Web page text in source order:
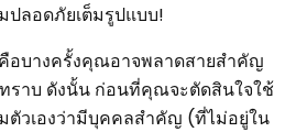
ลอดภัยเต็มรูปแบบ!
คือบางครั้งคุณอาจพลาดสายสำคัญ
ราบ ดังนั้น ก่อนที่คุณจะตัดสินใจใช้
ตัวเองว่ามีบุคคลสำคัญ (ที่ไม่อยู่ใน